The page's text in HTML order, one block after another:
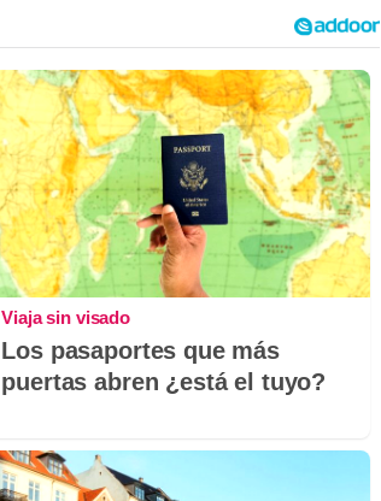
Viaja sin visado
Los pasaportes que más
puertas abren ¿está el tuyo?